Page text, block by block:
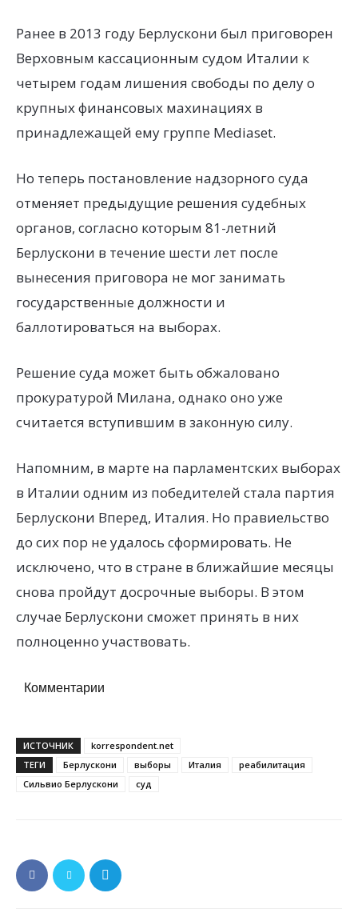
Ранее в 2013 году Берлускони был приговорен
Верховным кассационным судом Италии к
четырем годам лишения свободы по делу о
крупных финансовых махинациях в
принадлежащей ему группе Mediaset.
Но теперь постановление надзорного суда
отменяет предыдущие решения судебных
органов, согласно которым 81-летний
Берлускони в течение шести лет после
вынесения приговора не мог занимать
государственные должности и
баллотироваться на выборах.
Решение суда может быть обжаловано
прокуратурой Милана, однако оно уже
считается вступившим в законную силу.
Напомним, в марте на парламентских выборах
в Италии одним из победителей стала партия
Берлускони Вперед, Италия. Но правиельство
до сих пор не удалось сформировать. Не
исключено, что в стране в ближайшие месяцы
снова пройдут досрочные выборы. В этом
случае Берлускони сможет принять в них
полноценно участвовать.
Комментарии
ИСТОЧНИК
korrespondent.net
ТЕГИ
Берлускони выборы Италия
реабилитация
Сильвио Берлускони
суд